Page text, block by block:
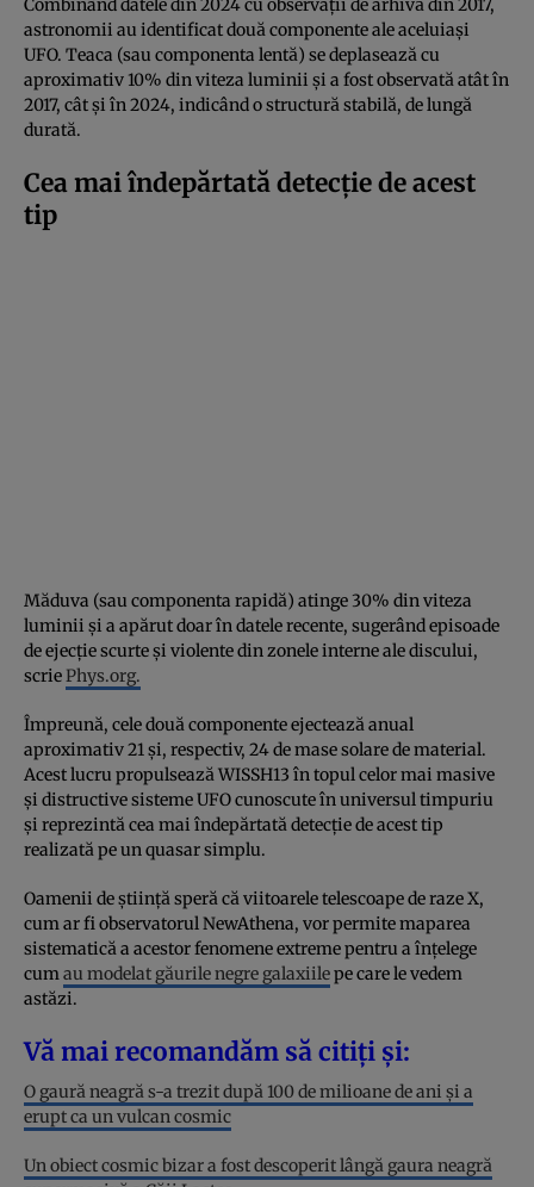
Combinând datele din 2024 cu observații de arhivă din 2017,
astronomii au identificat două componente ale aceluiași
UFO. Teaca (sau componenta lentă) se deplasează cu
aproximativ 10% din viteza luminii și a fost observată atât în
2017, cât și în 2024, indicând o structură stabilă, de lungă
durată.
Cea mai îndepărtată detecție de acest
tip
Măduva (sau componenta rapidă) atinge 30% din viteza
luminii și a apărut doar în datele recente, sugerând episoade
de ejecție scurte și violente din zonele interne ale discului,
scriePhys.org.
Împreună, cele două componente ejectează anual
aproximativ 21 și, respectiv, 24 de mase solare de material.
Acest lucru propulsează WISSH13 în topul celor mai masive
și distructive sisteme UFO cunoscute în universul timpuriu
și reprezintă cea mai îndepărtată detecție de acest tip
realizată pe un quasar simplu.
Oamenii de știință speră că viitoarele telescoape de raze X,
cum ar fi observatorul NewAthena, vor permite maparea
sistematică a acestor fenomene extreme pentru a înțelege
cumau modelat găurile negre galaxiilepe care le vedem
astăzi.
Vă mai recomandăm să citiți și:
O gaură neagră s-a trezit după 100 de milioane de ani și a
erupt ca un vulcan cosmic
Un obiect cosmic bizar a fost descoperit lângă gaura neagră